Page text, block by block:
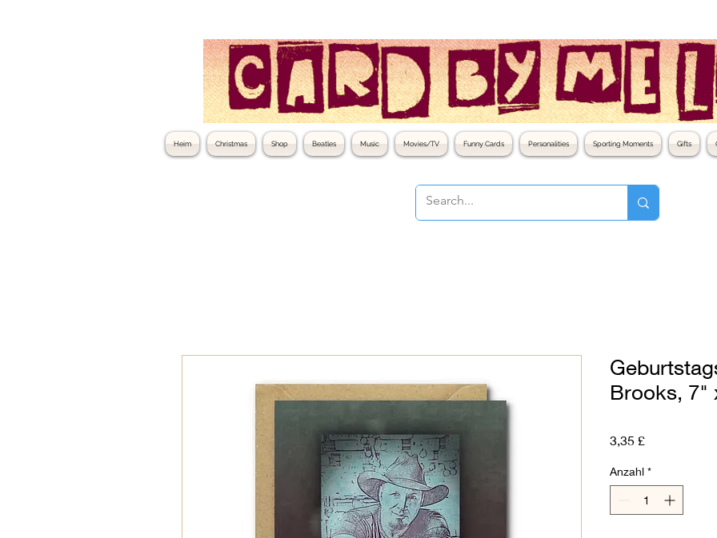
Heim Christmas Shop Beatles Music Movies/TV Funny Cards Personalities Sporting Moments Gifts
Brooks, 7"
3,35 £Preis
Anzahl *